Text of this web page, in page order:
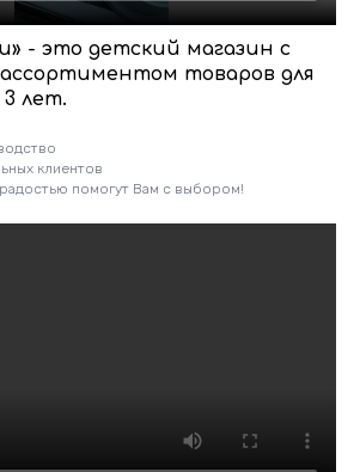
- это детский магазин с
товаров для
лет.
клиентов
помогут Вам с выбором!